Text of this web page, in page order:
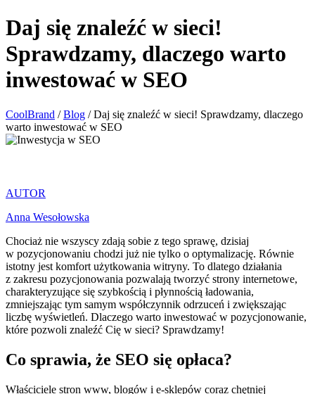
Daj się znaleźć w sieci!
Sprawdzamy, dlaczego warto
inwestować w SEO
CoolBrand /Blog /Daj się znaleźć w sieci! Sprawdzamy, dlaczego
warto inwestować w SEO
AUTOR
Anna Wesołowska
Chociaż nie wszyscy zdają sobie z tego sprawę, dzisiaj
w pozycjonowaniu chodzi już nie tylko o optymalizację. Równie
istotny jest komfort użytkowania witryny. To dlatego działania
z zakresu pozycjonowania pozwalają tworzyć strony internetowe,
charakteryzujące się szybkością i płynnością ładowania,
zmniejszając tym samym współczynnik odrzuceń i zwiększając
liczbę wyświetleń. Dlaczego warto inwestować w pozycjonowanie,
które pozwoli znaleźć Cię w sieci? Sprawdzamy!
Co sprawia, że SEO się opłaca?
Właściciele stron www, blogów i e-sklepów coraz chętniej